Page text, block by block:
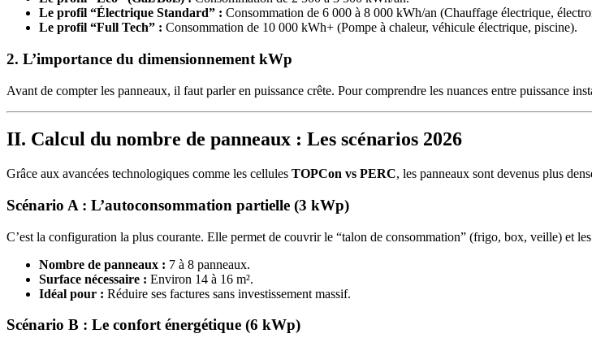
Le profil “Électrique Standard” : Consommation de 6 000 à 8 000 kWh/an (Chauffage électrique,
Le profil “Full Tech” : Consommation de 10 000 kWh+ (Pompe à chaleur, véhicule électrique, piscine).
2. L’importance du dimensionnement kWp
Avant de compter les panneaux, il faut parler en puissance crête. Pour comprendre les nuances entre puissance
II. Calcul du nombre de panneaux : Les scénarios 2026
Grâce aux avancées technologiques comme les cellules TOPCon vs PERC, les panneaux sont devenus plus
Scénario A : L’autoconsommation partielle (3 kWp)
C’est la configuration la plus courante. Elle permet de couvrir le “talon de consommation” (frigo, box, veille) et
Nombre de panneaux : 7 à 8 panneaux.
Surface nécessaire : Environ 14 à 16 m².
Idéal pour : Réduire ses factures sans investissement massif.
Scénario B : Le confort énergétique (6 kWp)